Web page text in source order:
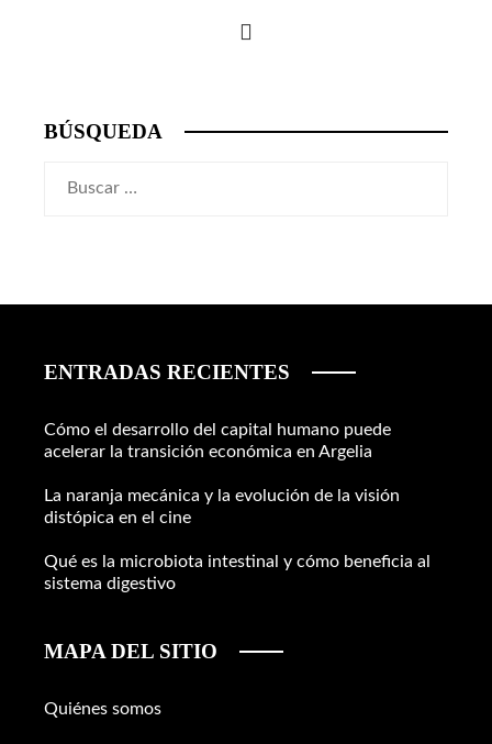
BÚSQUEDA
ENTRADAS RECIENTES
Cómo el desarrollo del capital humano puede
acelerar la transición económica en Argelia
La naranja mecánica y la evolución de la visión
distópica en el cine
Qué es la microbiota intestinal y cómo beneficia al
sistema digestivo
MAPA DEL SITIO
Quiénes somos